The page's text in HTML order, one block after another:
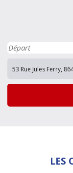
LES